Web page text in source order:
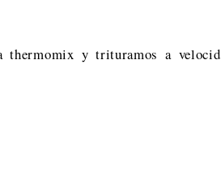
thermomix y trituramos a